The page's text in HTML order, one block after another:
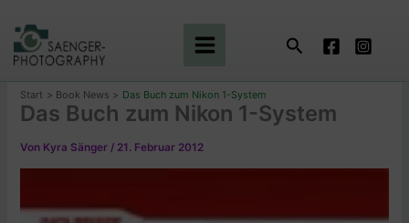
Inhalt
springen
Suchen
Start Book News Das Buch zum Nikon 1-System
Das Buch zum Nikon 1-System
Von Kyra Sänger / 21. Februar 2012